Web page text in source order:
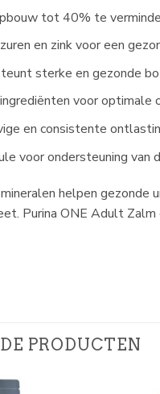
tot 40% te
en zink voor een
sterke en gezonde
voor optimale
en consistente
voor ondersteuning van
helpen
Purina ONE Adult
PRODUCTEN